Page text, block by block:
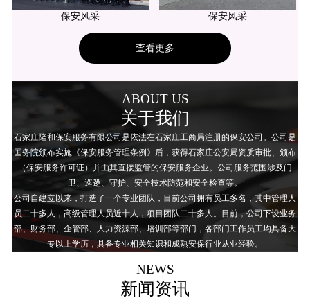
保安风采 保安风采
查看更多
ABOUT US
关于我们
石家庄隆和保安服务有限公司是依法在石家庄工商局注册的保安公司。公司是
国务院颁布实施《保安服务管理条例》后，获得石家庄公安局资质审批、颁布
（保安服务许可证）并由其直接监管的保安服务企业。公司服务范围涉及门
卫、巡逻、守护、安全技术防范和安全检查等。
公司自建立以来，打造了一个专业团队，目前公司拥有员工多名，其中管理人
员二十多人，高级管理人员近十人，项目团队二十多人。目前，公司下设业务
部、财务部、企管部、人力资源部、培训部等部门，各部门工作员工均具备大
专以上学历，具备专业相关知识和成熟安保行业从业经验。
NEWS
新闻资讯